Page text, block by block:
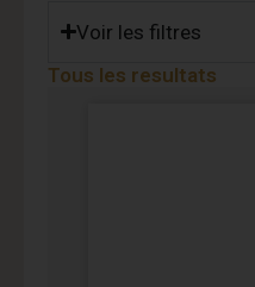
Voir les filtres
Tous les resultats